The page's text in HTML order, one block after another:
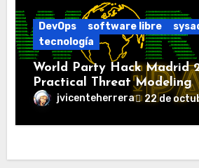
DevOps software libre
tecnología
World Party Hack Madrid
Practical Threat Modeling
jvicenteherrera 22 de